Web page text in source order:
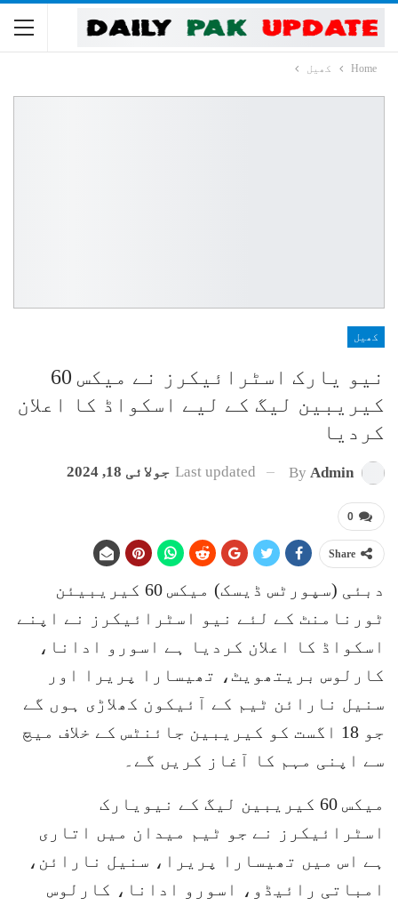
Home کھیل
کھیل
نیو یارک اسٹرائیکرز نے میکس 60
کیریبین لیگ کے لیے اسکواڈ کا اعلان
کردیا
By Admin
Last updated جولائی 18, 2024
0
Share
دبئی (سپورٹس ڈیسک) میکس 60 کیریبیئن
ٹورنامنٹ کے لئے نیو اسٹرائیکرز نے اپنے
اسکواڈ کا اعلان کردیا ہے اسورو ادانا،
کارلوس بریتھویٹ، تھیسارا پریرا اور
سنیل نارائن ٹیم کے آئیکون کھلاڑی ہوں گے
جو 18 اگست کو کیریبین جائنٹس کے خلاف میچ
سے اپنی مہم کا آغاز کریں گے۔
میکس 60 کیریبین لیگ کے نیویارک
اسٹرائیکرز نے جو ٹیم میدان میں اتاری
ہے اس میں تھیسارا پریرا، سنیل نارائن،
امباتی رائیڈو، اسورو ادانا، کارلوس